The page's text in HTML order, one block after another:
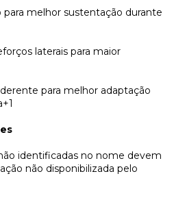
melhor sustentação durante
laterais para maior
para melhor adaptação
identificadas no nome devem
não disponibilizada pelo